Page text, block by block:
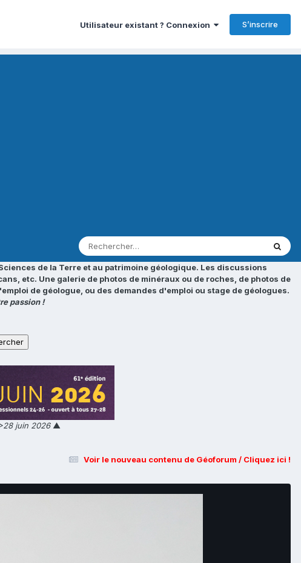
Utilisateur existant ? Connexion S’inscrire
de la Terre et au patrimoine géologique. Les discussions
etc. Une galerie de photos de minéraux ou de roches, de photos de
de géologue, ou des demandes d'emploi ou stage de géologues.
passion !
juin 2026▲
Voir le nouveau contenu de Géoforum / Cliquez ici !